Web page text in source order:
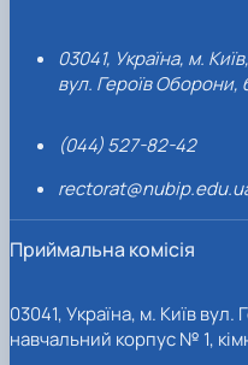
03041, Україна, м. Київ,
вул. Героїв Оборони,
(044) 527-82-42
Приймальна комісія
03041, Україна, м. Київ вул.
навчальний корпус № 1,